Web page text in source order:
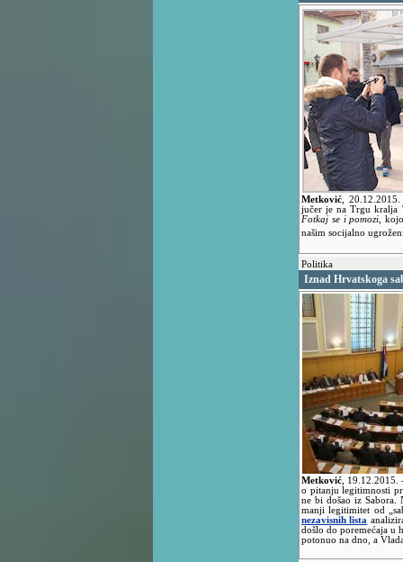
Metković
jučer je na Trgu kralja
Fotkaj se i pomozi ,
našim socijalno
Politika
Iznad Hrvatskoga
Metković 19.12.2015.
o pitanju legitimnosti
ne bi došao iz Sabora.
manji legitimitet od
nezavisnih lista
došlo do poremećaja u
potonuo na dno, a